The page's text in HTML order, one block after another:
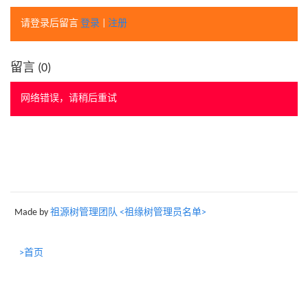
请登录后留言 登录 注册
留言 (0)
网络错误，请稍后重试
Made by 祖源树管理团队 <祖缘树管理员名单>
>首页